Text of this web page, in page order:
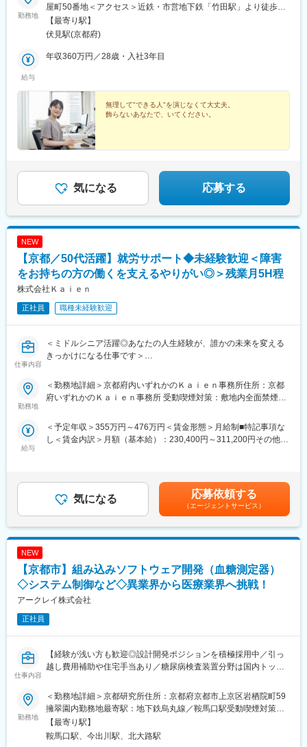
勤務地
屋町50番地＜アクセス＞近鉄・市営地下鉄「竹田駅」より徒歩約
12分市バス「パルスプラザ駅」下車徒歩約3分近鉄京都線「伏見
駅」より約10分※受動喫煙対策：屋内禁煙（喫煙場所あり）
【最寄り駅】
伏見駅(京都府)
給与
年収360万円／28歳・入社3年目
無理して"できる人"を演じなくて大丈夫。
飾らないあなたで、いてください。
気になる 応募する
NEW
【京都／50代活躍】就労サポート◆未経験歓迎＜障害
をお持ちの方の働くを支えるやりがい◎＞残業月5H程
株式会社Ｋａｉｅｎ
正社員 職種未経験歓迎
仕事内容
＜ミドルシニア活躍◎あなたの人生経験が、誰かの未来を変える
きっかけになる仕事です＞
【仕事の魅力ポイント】
・これまでの社会人経験や人生経験が支援に活かせる
・利用者様の「就職できました」「人生が変わりました」という
・残業5H程度で会社として効率よく業務ができるように取り組み
貫して支援しています。
利用者様が自分らしい働き方を見つけていけるようサポートして
いくのはこの仕事ならではの大きなやりがいです。
・障害のある方の就活支援（キャリアカウンセリング・ビジネス
マナーのレクチャー・面接練習対応、企業訪問・面接同行な
・関係機関との連携
・職業訓練の開発・運営補助
・企業に対する人材紹介・マッチング（訓練生・同社運営求人サ
イトの登録会員）
※その他、志向性や前職のご経験を生かして、法人企業への営業活
動（障害者雇用に関するコンサルティング業務）や、広報・マー
ケティング活動など、幅広い業務に携わることができ、多くのス
キルが身につきます。
■業界未経験の方も多数活躍！
人生経験を活かしてミドルシニアの方、顧客折衝経験を活かして
接客や営業の方など
勤務地
＜勤務地詳細＞京都府内いずれかのＫａｉｅｎ事務所住所：京都
府いずれかのＫａｉｅｎ事務所 受動喫煙対策：敷地内全面禁煙変
給与
＜予定年収＞355万円～476万円＜賃金形態＞月給制■特記事項な
し＜賃金内訳＞月額（基本給）：230,400円～311,200円その他固
イムの場合）※賞与、手当の支給対象・支給額は、評価や状況によ
り変更になる可能性があります。賃金はあくまでも目安の金額で
あり、選考を通じて上下する可能性があります。月給(月額)は固定
手当を含めた表記です。
気になる 応募依頼する
（エージェントサービス）
NEW
【京都市】組み込みソフトウェア開発（血糖測定器）
◇システム制御など◇異業界から医療業界へ挑戦！
アークレイ株式会社
正社員
仕事内容
【経験が浅い方も歓迎◎設計開発ポジションを積極採用中／引っ
越し費用補助や住宅手当あり／糖尿病検査装置分野は国内トップ
■職務内容：
当社の製品である血糖測定器のソフトウェア開発をお任せいたし
ます。
勤務地
＜勤務地詳細＞京都研究所住所：京都府京都市上京区岩栖院町59
擁翠園内勤務地最寄駅：地下鉄烏丸線／鞍馬口駅受動喫煙対策：
屋内全面禁煙変更の範囲：会社の定める事業所
【最寄り駅】
鞍馬口駅、今出川駅、北大路駅